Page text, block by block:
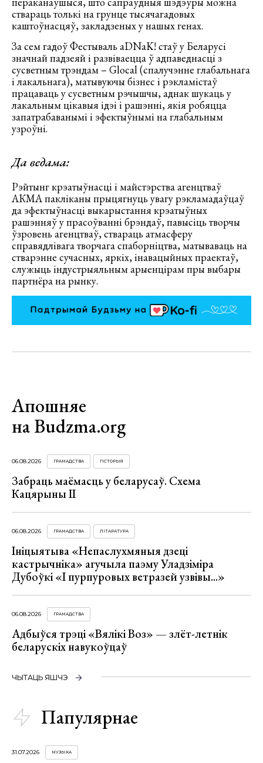
ствараць толькі на грунце тысячагадовых
каштоўнасцяў, закладзеных у нашых генах.
За сем гадоў Фестываль aDNaK! стаў у Беларусі
значнай падзеяй і развіваецца ў адпаведнасці з
сусветным трэндам – Glocal (спалучэнне глабальнага
і лакальнага), матывуючы бізнес і рэкламістаў
працаваць у сусветным рэчышчы, аднак шукаць у
лакальным цікавыя ідэі і рашэнні, якія робяцца
запатрабаванымі і эфектыўнымі на глабальным
узроўні.
Да ведама:
Рэйтынг крэатыўнасці і майстэрства агенцтваў
АКМА пакліканы прыцягнуць увагу рэкламадаўцаў
да эфектыўнасці выкарыстання крэатыўных
рашэнняў у прасоўванні брэндаў, павысіць творчы
ўзровень агенцтваў, ствараць атмасферу
справядлівага творчага спаборніцтва, матываваць на
стварэнне сучасных, яркіх, інавацыйных праектаў,
служыць індустрыяльным арыенцірам пры выбары
партнёра на рынку.
Апошняе
на Budzma.org
06.08.2026 ГРАМАДСТВА ГІСТОРЫЯ
Забраць маёмасць у беларусаў. Схема
Кацярыны ІІ
06.08.2026 ГРАМАДСТВА ЛІТАРАТУРА
Ініцыятыва «Непаслухмяныя дзеці
кастрычніка» агучыла паэму Уладзіміра
Дубоўкі «І пурпуровых ветразей узвівы...»
06.08.2026 ГРАМАДСТВА
Адбыўся трэці «Вялікі Воз» — злёт-летнік
беларускіх навукоўцаў
ЧЫТАЦЬ ЯШЧЭ
Папулярнае
31.07.2026 МУЗЫКА